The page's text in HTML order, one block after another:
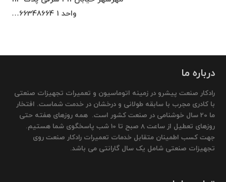
واحد 1 66348664…
درباره ما
رادکار صنعت پیشرو در زمینه اتوماسیون و تعمیرات تجهیزات صنعتی
با کادری مجرب با سابقه طولانی و درخشان در خدمت شماست. افتخار
ما 20 سال خوشنامی در صنعت کشور است. همه روزهای هفته حتی
روزهای تعطیل از ساعت 8 صبح تا 10 شب پاسخگوی شما هستیم.
جهت کسب اطمینان متقابل خدمات تعمیرات رادکار صنعت روی
تجهیزات صنعتی شامل یک سال گارانتی می باشد.